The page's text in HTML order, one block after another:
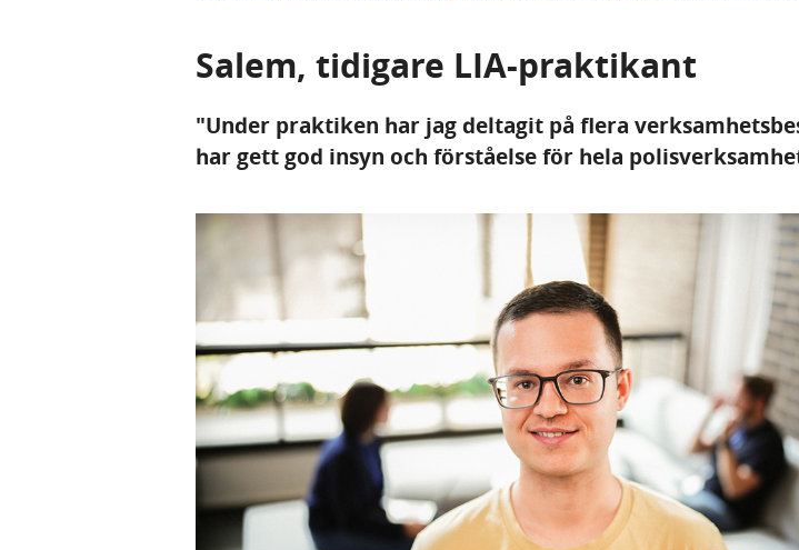
Salem, tidigare LIA-praktikant
"Under praktiken har jag deltagit på flera
har gett god insyn och förståelse för hela